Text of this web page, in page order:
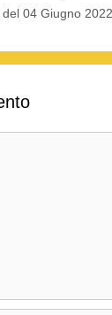
04 Giugno 2022